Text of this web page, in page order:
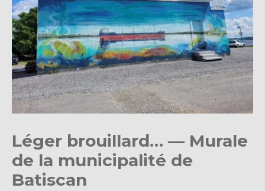
Léger brouillard… — Murale
de la municipalité de
Batiscan